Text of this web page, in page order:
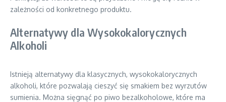
zależności od konkretnego produktu.
Alternatywy dla Wysokokalorycznych
Alkoholi
Istnieją alternatywy dla klasycznych, wysokokalorycznych
alkoholi, które pozwalają cieszyć się smakiem bez wyrzutów
sumienia. Można sięgnąć po piwo bezalkoholowe, które ma